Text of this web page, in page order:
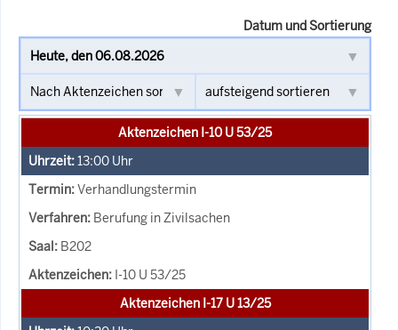
Datum und Sortierung
Aktenzeichen I-10 U 53/25
13:00 Uhr
Verhandlungstermin
Berufung in Zivilsachen
B202
I-10 U 53/25
Aktenzeichen I-17 U 13/25